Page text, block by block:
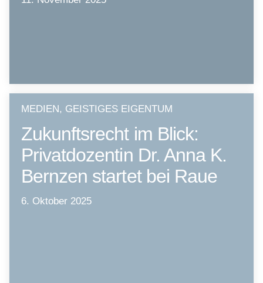
MEDIEN, GEISTIGES EIGENTUM
Zukunftsrecht im Blick:
Privatdozentin Dr. Anna K.
Bernzen startet bei Raue
6. Oktober 2025